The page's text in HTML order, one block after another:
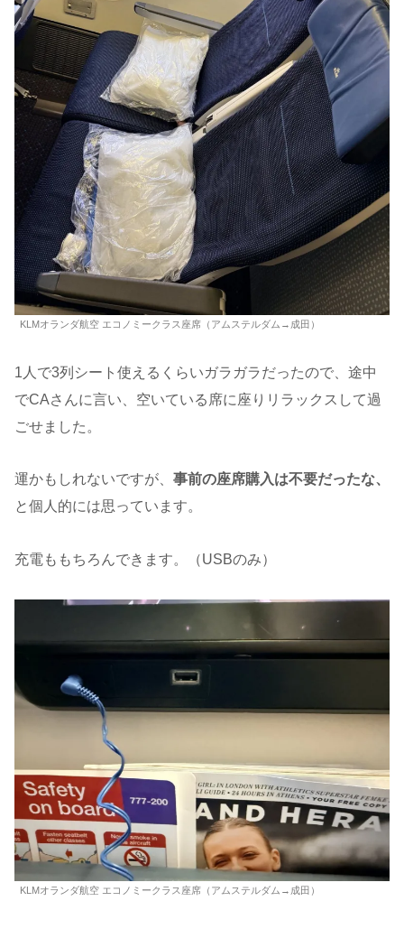
KLMオランダ航空 エコノミークラス座席（アムステルダム→成田）
1人で3列シート使えるくらいガラガラだったので、途中
でCAさんに言い、空いている席に座りリラックスして過
ごせました。
運かもしれないですが、 事前の座席購入は不要だったな、
と個人的には思っています。
充電ももちろんできます。（USBのみ）
KLMオランダ航空 エコノミークラス座席（アムステルダム→成田）